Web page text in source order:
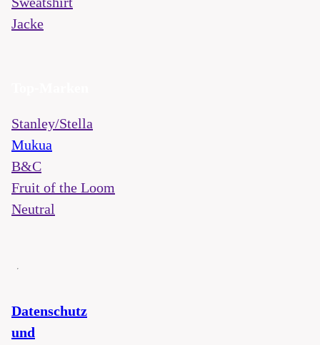
Jacke
Stanley/Stella
Mukua
B&C
Fruit of the Loom
Neutral
Datenschutz
und